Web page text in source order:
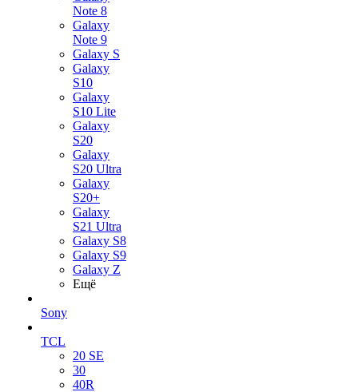
Note 8
Galaxy
Note 9
Galaxy S
Galaxy
S10
Galaxy
S10 Lite
Galaxy
S20
Galaxy
S20 Ultra
Galaxy
S20+
Galaxy
S21 Ultra
Galaxy S8
Galaxy S9
Galaxy Z
Ещё
Sony
TCL
20 SE
30
40R